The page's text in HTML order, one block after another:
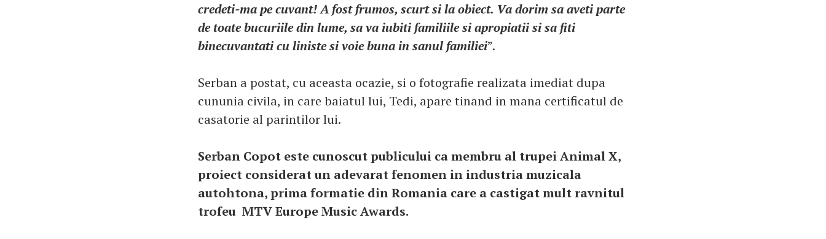
credeti-ma pe cuvant! A fost frumos, scurt si la obiect. Va dorim sa aveti parte
de toate bucuriile din lume, sa va iubiti familiile si apropiatii si sa fiti
binecuvantati cu liniste si voie buna in sanul familiei”.
Serban a postat, cu aceasta ocazie, si o fotografie realizata imediat dupa
cununia civila, in care baiatul lui, Tedi, apare tinand in mana certificatul de
casatorie al parintilor lui.
Serban Copot este cunoscut publicului ca membru al trupei Animal X,
proiect considerat un adevarat fenomen in industria muzicala
autohtona, prima formatie din Romania care a castigat mult ravnitul
trofeu MTV Europe Music Awards.